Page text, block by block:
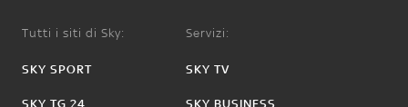
Tutti i siti di Sky:
SKY SPORT
SKY TG 24
Servizi:
SKY TV
SKY BUSINESS